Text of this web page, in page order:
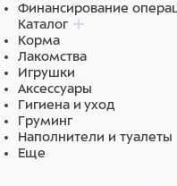
Финансирование
Каталог
Корма
Лакомства
Игрушки
Аксессуары
Гигиена и уход
Груминг
Наполнители и туалеты
Еще